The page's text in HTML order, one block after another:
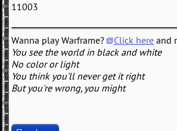
11003
Wanna play Warframe? Click here and
You see the world in black and white
No color or light
You think you'll never get it right
But you're wrong, you might